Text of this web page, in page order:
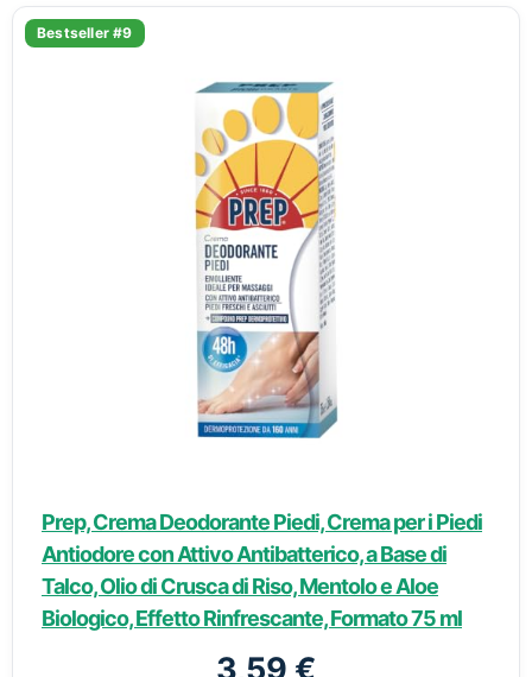
Bestseller #9
Prep, Crema Deodorante Piedi, Crema per i Piedi
Antiodore con Attivo Antibatterico, a Base di
Talco, Olio di Crusca di Riso, Mentolo e Aloe
Biologico, Effetto Rinfrescante, Formato 75 ml